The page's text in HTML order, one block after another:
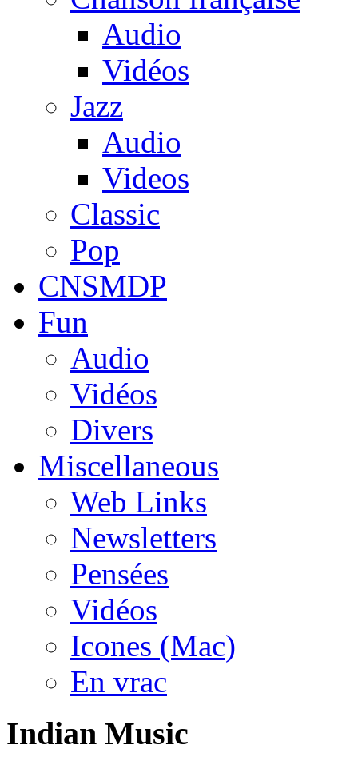
Audio
Vidéos
Jazz
Audio
Videos
Classic
Pop
CNSMDP
Fun
Audio
Vidéos
Divers
Miscellaneous
Web Links
Newsletters
Pensées
Vidéos
Icones (Mac)
En vrac
Indian Music